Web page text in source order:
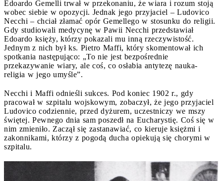
Edoardo Gemelli trwał w przekonaniu, że wiara i rozum stoją
wobec siebie w opozycji. Jednak jego przyjaciel – Ludovico
Necchi – chciał złamać opór Gemellego w stosunku do religii.
Gdy studiowali medycynę w Pawii Necchi przedstawiał
Edoardo księży, którzy pokazali mu inną rzeczywistość.
Jednym z nich był ks. Pietro Maffi, który skomentował ich
spotkania następująco: „To nie jest bezpośrednie
przekazywanie wiary, ale coś, co osłabia antytezę nauka-
religia w jego umyśle”.
Necchi i Maffi odnieśli sukces. Pod koniec 1902 r., gdy
pracował w szpitalu wojskowym, zobaczył, że jego przyjaciel
Ludovico codziennie, przed dyżurem, uczestniczy we mszy
świętej. Pewnego dnia sam poszedł na Eucharystię. Coś się w
nim zmieniło. Zaczął się zastanawiać, co kieruje księżmi i
zakonnikami, którzy z pogodą ducha opiekują się chorymi w
szpitalu.